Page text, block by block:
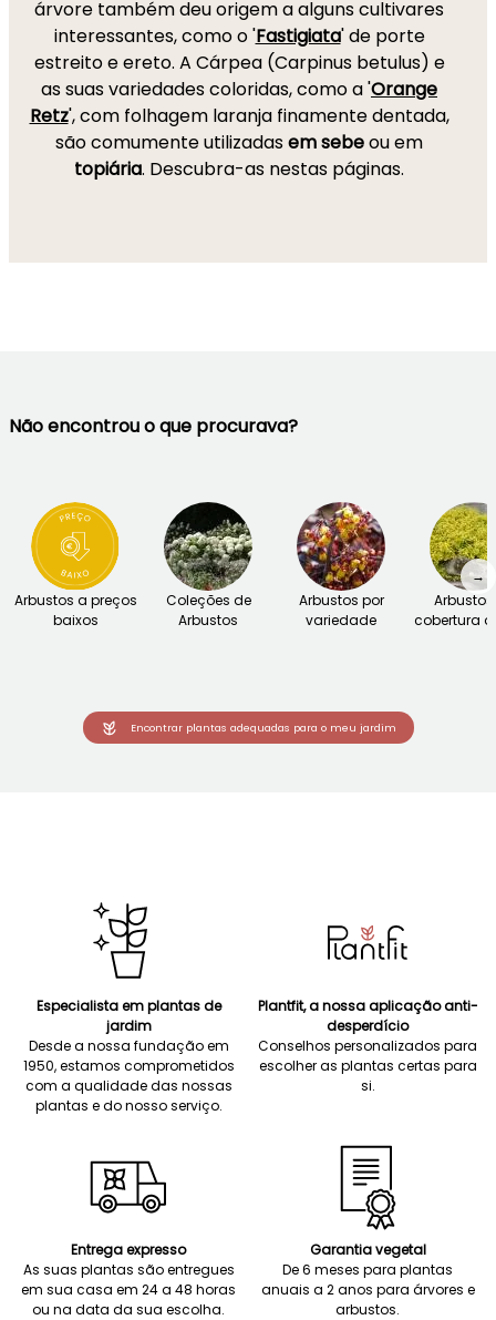
árvore também deu origem a alguns cultivares
interessantes, como o 'Fastigiata' de porte
estreito e ereto. A Cárpea (Carpinus betulus) e
as suas variedades coloridas, como a 'Orange
Retz', com folhagem laranja finamente dentada,
são comumente utilizadasem sebeou em
topiária. Descubra-as nestas páginas.
Não encontrou o que procurava?
Arbustos a preços
baixos
Coleções de
Arbustos
Arbustos por
variedade
cobertura
→
Encontrar plantas adequadas para o meu jardim
Especialista em plantas de
jardim
Desde a nossa fundação em
1950, estamos comprometidos
com a qualidade das nossas
plantas e do nosso serviço.
Plantfit, a nossa aplicação anti-
desperdício
Conselhos personalizados para
escolher as plantas certas para
si.
Entrega expresso
As suas plantas são entregues
em sua casa em 24 a 48 horas
ou na data da sua escolha.
Garantia vegetal
De 6 meses para plantas
anuais a 2 anos para árvores e
arbustos.